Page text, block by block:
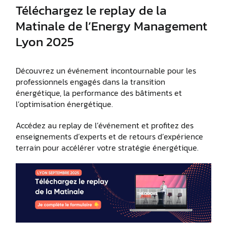
Téléchargez le replay de la
Matinale de l’Energy Management
Lyon 2025
Découvrez un événement incontournable pour les
professionnels engagés dans la transition
énergétique, la performance des bâtiments et
l’optimisation énergétique.
Accédez au replay de l’événement et profitez des
enseignements d’experts et de retours d’expérience
terrain pour accélérer votre stratégie énergétique.